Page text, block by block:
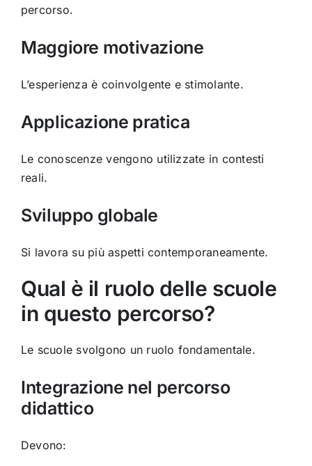
percorso.
Maggiore motivazione
L’esperienza è coinvolgente e stimolante.
Applicazione pratica
Le conoscenze vengono utilizzate in contesti
reali.
Sviluppo globale
Si lavora su più aspetti contemporaneamente.
Qual è il ruolo delle scuole
in questo percorso?
Le scuole svolgono un ruolo fondamentale.
Integrazione nel percorso
didattico
Devono: